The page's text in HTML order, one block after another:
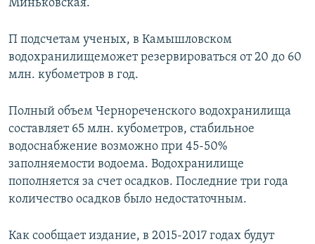
Миньковская.
П подсчетам ученых, в Камышловском
водохранилищеможет резервироваться от 20 до 60
млн. кубометров в год.
Полный объем Чернореченского водохранилища
составляет 65 млн. кубометров, стабильное
водоснабжение возможно при 45-50%
заполняемости водоема. Водохранилище
пополняется за счет осадков. Последние три года
количество осадков было недостаточным.
Как сообщает издание, в 2015-2017 годах будут